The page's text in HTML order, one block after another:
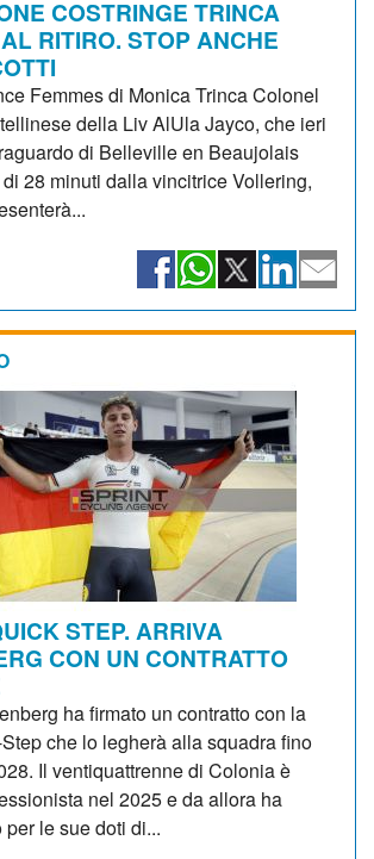
COSTRINGE TRINCA
RITIRO. STOP ANCHE
Femmes di Monica Trinca Colonel
della Liv AlUla Jayco, che ieri
di Belleville en Beaujolais
28 minuti dalla vincitrice Vollering,
STEP. ARRIVA
CON UN CONTRATTO
ha firmato un contratto con la
che lo legherà alla squadra fino
Il ventiquattrenne di Colonia è
nel 2025 e da allora ha
le sue doti di...